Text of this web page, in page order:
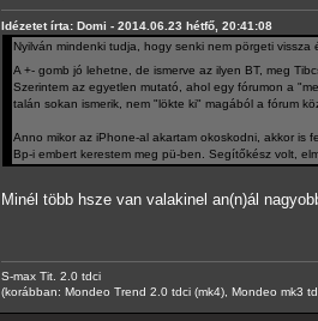
Idézetet írta: Domi - 2014.06.23 hétfő, 20:41:08
Nyilván mindenki tudja, hogy senki nem pörgeti
A +- gomb jó lehetne, de ismerve az ilyen BT, meg
Szerintem az egyetlen mutató, ahol egy fórumon a
talán sokan ismerik, nem "lökte ki" magából a fórum
Anno mikor az iPhone-al akartam okoskodni, akkor is
Bp-i embert kerestem meg pü-ben. Segítőkész volt,
Minél több hsze van valakinel an(n)ál
S-max Tit. 2.0 tdci
(korábban: Mondeo Trend 2.0 tdci (mk4), Mondeo mk3